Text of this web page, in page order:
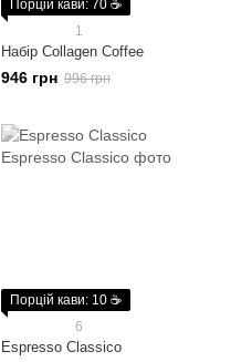
Порцій кави: 70 ☕
1
Набір Collagen Coffee
946 грн 996 грн
Порцій кави: 10 ☕
6
Espresso Classico